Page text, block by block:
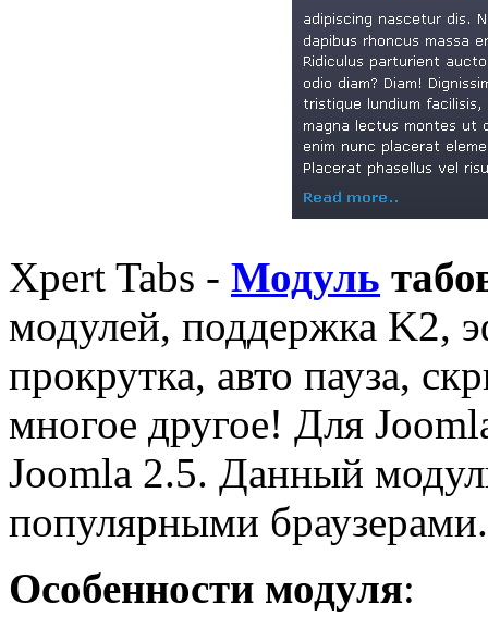
Xpert Tabs - Модуль
модулей, поддержка K2,
прокрутка, авто пауза,
многое другое! Для
Joomla 2.5. Данный
популярными браузерами.
Особенности модуля: